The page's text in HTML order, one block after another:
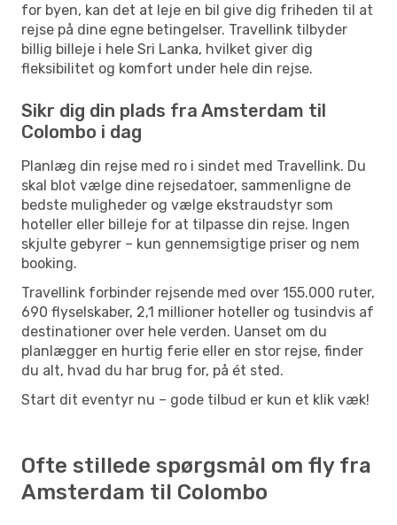
for byen, kan det at leje en bil give dig friheden til at
rejse på dine egne betingelser. Travellink tilbyder
billig billeje i hele Sri Lanka, hvilket giver dig
fleksibilitet og komfort under hele din rejse.
Sikr dig din plads fra Amsterdam til
Colombo i dag
Planlæg din rejse med ro i sindet med Travellink. Du
skal blot vælge dine rejsedatoer, sammenligne de
bedste muligheder og vælge ekstraudstyr som
hoteller eller billeje for at tilpasse din rejse. Ingen
skjulte gebyrer – kun gennemsigtige priser og nem
booking.
Travellink forbinder rejsende med over 155.000 ruter,
690 flyselskaber, 2,1 millioner hoteller og tusindvis af
destinationer over hele verden. Uanset om du
planlægger en hurtig ferie eller en stor rejse, finder
du alt, hvad du har brug for, på ét sted.
Start dit eventyr nu – gode tilbud er kun et klik væk!
Ofte stillede spørgsmål om fly fra
Amsterdam til Colombo